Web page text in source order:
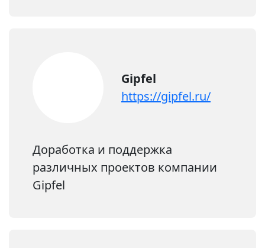
Gipfel
https://gipfel.ru/
Доработка и поддержка
различных проектов компании
Gipfel